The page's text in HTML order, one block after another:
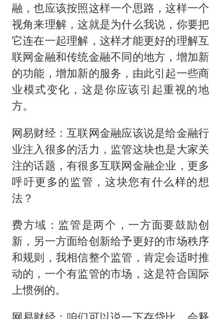
融，也应该按照这样一个思路，这样一个
视角来理解，这就是为什么我说，你要把
它连在一起理解，这样才能更好的理解互
联网金融和传统金融不同的地方，增加新
的功能，增加新的服务，由此引起一些商
业模式变化，这是你应该引起重视的地
方。
网易财经：互联网金融应该说是给金融行
业注入很多的活力，监管这块也是大家关
注的话题，有很多互联网金融企业，更多
呼吁更多的监管，这块您有什么样的想
法？
费方域：监管是两个，一方面要鼓励创
新，另一方面给创新给予更好的市场秩序
和规则，我相信整个监管，肯定会适时推
动的，一个有监管的市场，这是符合国际
上惯例的。